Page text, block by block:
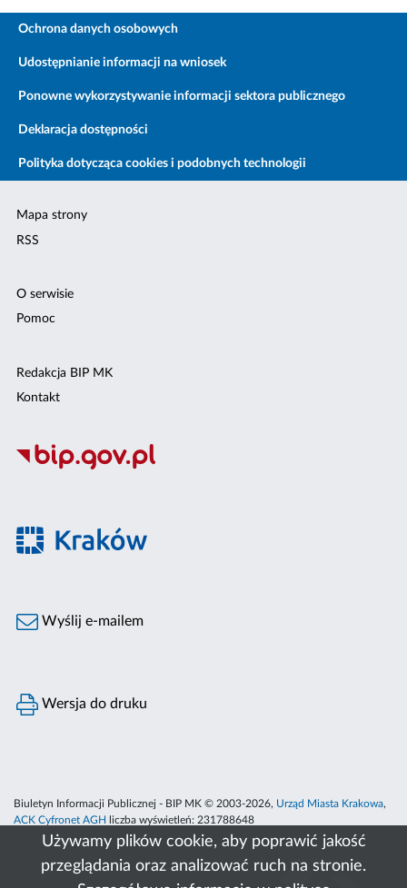
Używamy plików cookie, aby poprawić jakość
przeglądania oraz analizować ruch na stronie.
Ochrona danych osobowych
Udostępnianie informacji na wniosek
Ponowne wykorzystywanie informacji sektora publicznego
Deklaracja dostępności
Polityka dotycząca cookies i podobnych technologii
Mapa strony
RSS
O serwisie
Pomoc
Redakcja BIP MK
Kontakt
Wyślij e-mailem
Wersja do druku
Biuletyn Informacji Publicznej - BIP MK © 2003-2026, Urząd Miasta Krakowa,
ACK Cyfronet AGH
liczba wyświetleń: 231788648